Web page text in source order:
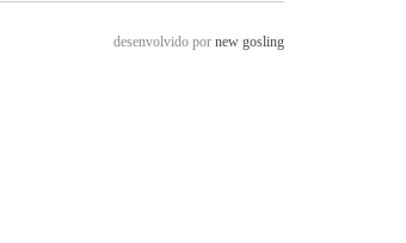
desenvolvido por new gosling